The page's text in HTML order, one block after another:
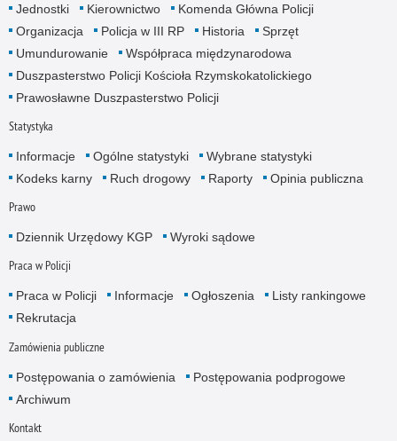
Jednostki Kierownictwo
Komenda Główna Policji
Organizacja
Policja w III RP Historia
Sprzęt
Umundurowanie
Współpraca międzynarodowa
Duszpasterstwo Policji Kościoła Rzymskokatolickiego
Prawosławne Duszpasterstwo Policji
Statystyka
Informacje Ogólne statystyki
Wybrane statystyki
Kodeks karny
Ruch drogowy Raporty Opinia publiczna
Prawo
Dziennik Urzędowy KGP Wyroki sądowe
Praca w Policji
Praca w Policji Informacje Ogłoszenia
Listy rankingowe
Rekrutacja
Zamówienia publiczne
Postępowania o zamówienia
Postępowania podprogowe
Archiwum
Kontakt